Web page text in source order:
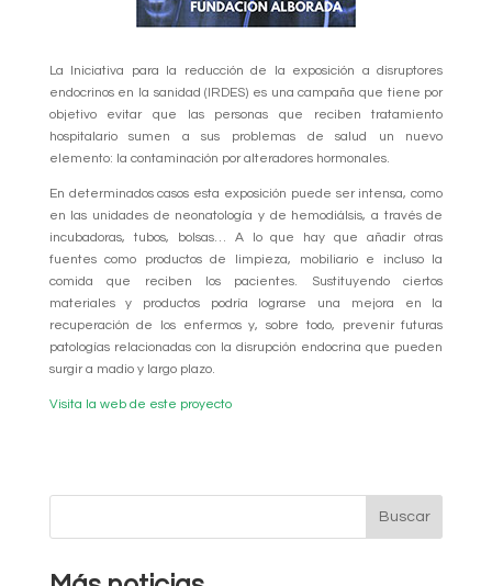
La Iniciativa para la reducción de la exposición a disruptores
endocrinos en la sanidad (IRDES) es una campaña que tiene por
objetivo evitar que las personas que reciben tratamiento
hospitalario sumen a sus problemas de salud un nuevo
elemento: la contaminación por alteradores hormonales.
En determinados casos esta exposición puede ser intensa, como
en las unidades de neonatología y de hemodiálsis, a través de
incubadoras, tubos, bolsas… A lo que hay que añadir otras
fuentes como productos de limpieza, mobiliario e incluso la
comida que reciben los pacientes. Sustituyendo ciertos
materiales y productos podría lograrse una mejora en la
recuperación de los enfermos y, sobre todo, prevenir futuras
patologías relacionadas con la disrupción endocrina que pueden
surgir a madio y largo plazo.
Visita la web de este proyecto